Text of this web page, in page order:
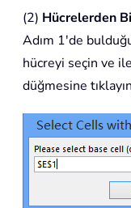
(2) Hücrelerden
Adım 1'de
hücreyi seçin ve
düğmesine